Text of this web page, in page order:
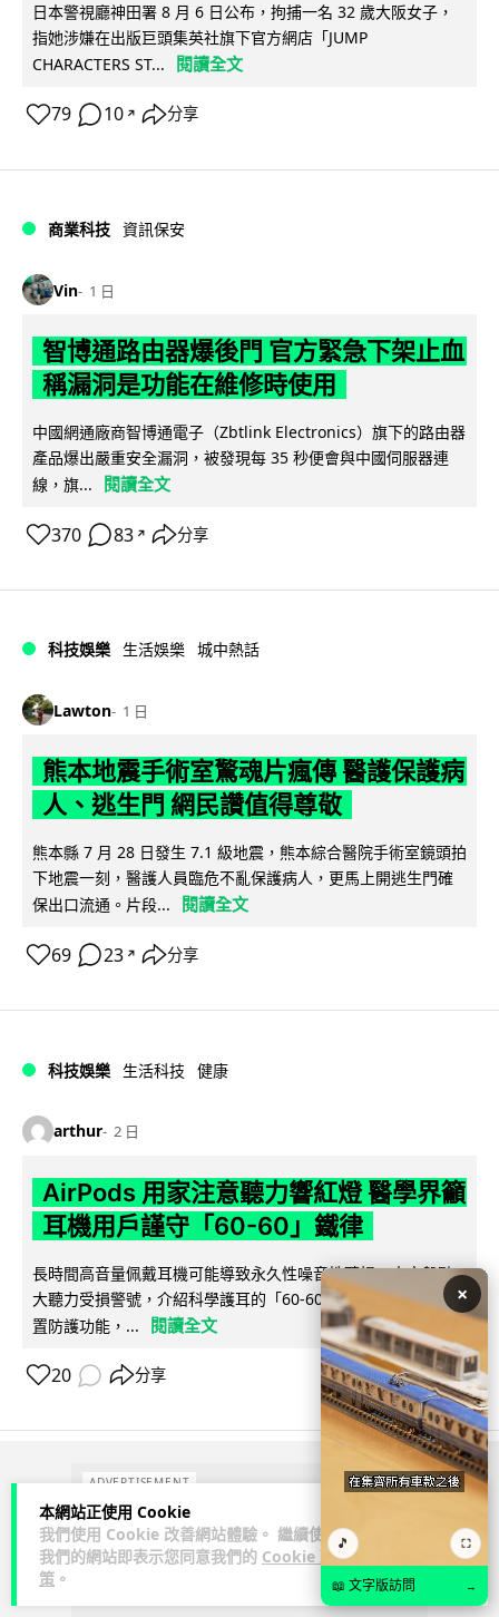
本網站正使用 Cookie
我們使用 Cookie 改善網站體驗。 繼續使用
我們的網站即表示您同意我們的 Cookie 政
策 。
日本警視廳神田署 8 月 6 日公布，拘捕一名 32 歲大阪女子，
指她涉嫌在出版巨頭集英社旗下官方網店「JUMP
CHARACTERS ST...
閱讀全文
79 10 ↗ 分享
商業科技 資訊保安
Vin 1 日
智博通路由器爆後門 官方緊急下架止血
稱漏洞是功能在維修時使用
中國網通廠商智博通電子（Zbtlink Electronics）旗下的路由器
產品爆出嚴重安全漏洞，被發現每 35 秒便會與中國伺服器連
線，旗...
閱讀全文
370 83 ↗ 分享
科技娛樂 生活娛樂 城中熱話
Lawton 1 日
熊本地震手術室驚魂片瘋傳 醫護保護病
人、逃生門 網民讚值得尊敬
熊本縣 7 月 28 日發生 7.1 級地震，熊本綜合醫院手術室鏡頭拍
下地震一刻，醫護人員臨危不亂保護病人，更馬上開逃生門確
保出口流通。片段...
閱讀全文
69 23 ↗ 分享
科技娛樂 生活科技 健康
arthur 2 日
AirPods 用家注意聽力響紅燈 醫學界籲
耳機用戶謹守「60-60」鐵律
長時間高音量佩戴耳機可能導致永久性噪音性聽損。本文盤點 4
大聽力受損警號，介紹科學護耳的「60-60 原則」及 Apple 內
置防護功能，...
閱讀全文
20 分享
ADVERTISEMENT
×
🎵 ⛶
📖 文字版訪問 →